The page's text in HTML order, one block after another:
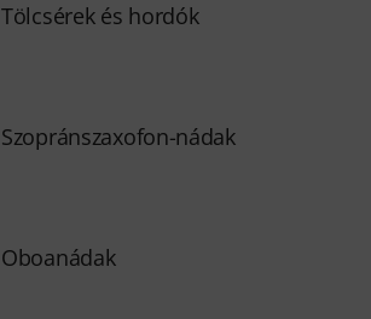
Tölcsérek és hordók
Szopránszaxofon-nádak
Oboanádak